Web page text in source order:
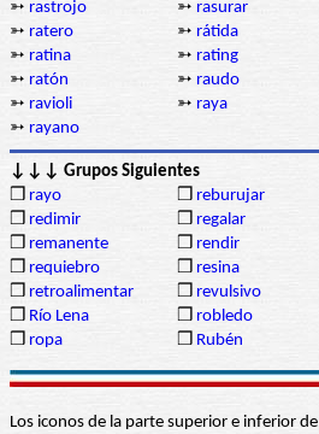
➳ rastrojo ➳ rasurar
➳ ratero ➳ rátida
➳ ratina ➳ rating
➳ ratón ➳ raudo
➳ ravioli ➳ raya
➳ rayano
↓↓↓ Grupos Siguientes
❒ rayo ❒ reburujar
❒ redimir ❒ regalar
❒ remanente ❒ rendir
❒ requiebro ❒ resina
❒ retroalimentar ❒ revulsivo
❒ Río Lena ❒ robledo
❒ ropa ❒ Rubén
Los iconos de la parte superior e inferior